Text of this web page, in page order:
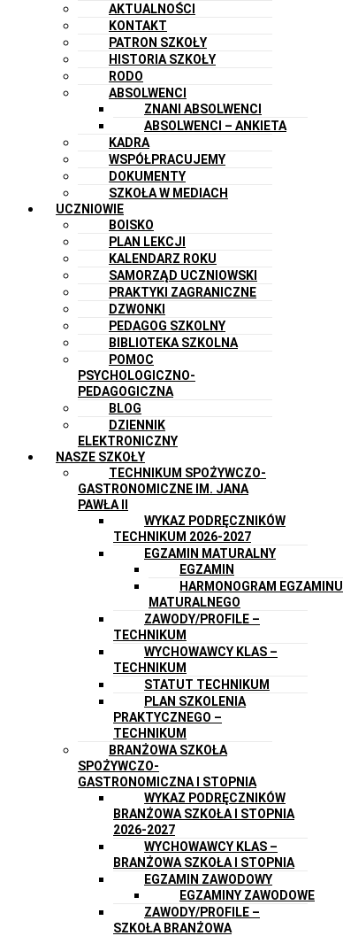
AKTUALNOŚCI
KONTAKT
PATRON SZKOŁY
HISTORIA SZKOŁY
RODO
ABSOLWENCI
ZNANI ABSOLWENCI
ABSOLWENCI – ANKIETA
KADRA
WSPÓŁPRACUJEMY
DOKUMENTY
SZKOŁA W MEDIACH
UCZNIOWIE
BOISKO
PLAN LEKCJI
KALENDARZ ROKU
SAMORZĄD UCZNIOWSKI
PRAKTYKI ZAGRANICZNE
DZWONKI
PEDAGOG SZKOLNY
BIBLIOTEKA SZKOLNA
POMOC
PSYCHOLOGICZNO-
PEDAGOGICZNA
BLOG
DZIENNIK
ELEKTRONICZNY
NASZE SZKOŁY
TECHNIKUM SPOŻYWCZO-
GASTRONOMICZNE IM. JANA
PAWŁA II
WYKAZ PODRĘCZNIKÓW
TECHNIKUM 2026-2027
EGZAMIN MATURALNY
EGZAMIN
HARMONOGRAM EGZAMINU
MATURALNEGO
ZAWODY/PROFILE –
TECHNIKUM
WYCHOWAWCY KLAS –
TECHNIKUM
STATUT TECHNIKUM
PLAN SZKOLENIA
PRAKTYCZNEGO –
TECHNIKUM
BRANŻOWA SZKOŁA
SPOŻYWCZO-
GASTRONOMICZNA I STOPNIA
WYKAZ PODRĘCZNIKÓW
BRANŻOWA SZKOŁA I STOPNIA
2026-2027
WYCHOWAWCY KLAS –
BRANŻOWA SZKOŁA I STOPNIA
EGZAMIN ZAWODOWY
EGZAMINY ZAWODOWE
ZAWODY/PROFILE –
SZKOŁA BRANŻOWA